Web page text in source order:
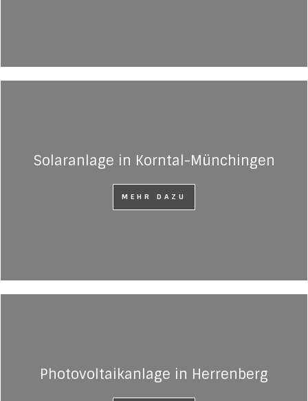
Solaranlage in Korntal-Münchingen
MEHR DAZU
Photovoltaikanlage in Herrenberg